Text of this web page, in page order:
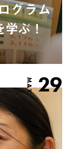
グラム
学ぶ！
MAY. 29